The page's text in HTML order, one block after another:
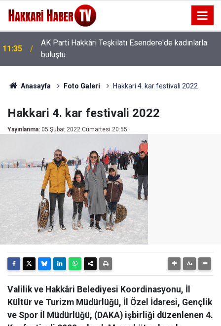
11:35
AK Parti Hakkâri Teşkilatı Esendere'de kadınlarla
buluştu
Anasayfa Foto Galeri Hakkari 4. kar festivali 2022
Hakkari 4. kar festivali 2022
Yayınlanma: 05 Şubat 2022 Cumartesi 20:55
Valilik ve Hakkâri Belediyesi Koordinasyonu, İl
Kültür ve Turizm Müdürlüğü, İl Özel İdaresi, Gençlik
ve Spor İl Müdürlüğü, (DAKA) işbirliği düzenlenen 4.